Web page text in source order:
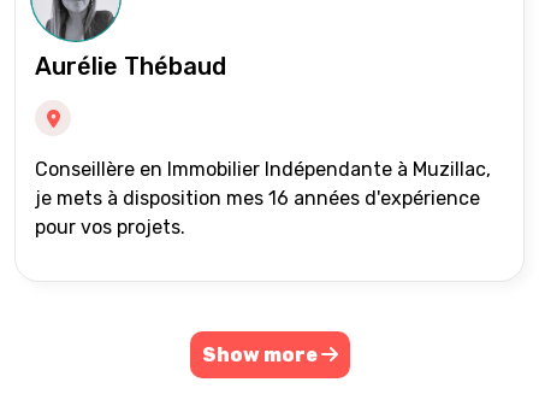
Aurélie Thébaud
Conseillère en Immobilier Indépendante à Muzillac,
je mets à disposition mes 16 années d'expérience
pour vos projets.
Show more